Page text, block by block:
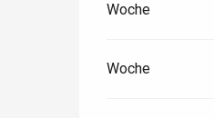
Woche
Woche